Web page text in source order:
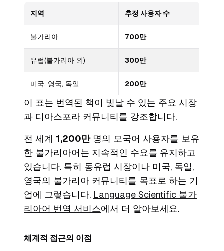
지역 추정 사용자 수
불가리아 700만
유럽(불가리아 외) 300만
미국, 영국, 독일 200만
이 표는 번역된 책이 빛날 수 있는 주요 시장
과 디아스포라 커뮤니티를 강조합니다.
전 세계 1,200만명의 모국어 사용자를 보유
한 불가리아어는 지속적인 수요를 유지하고
있습니다. 특히 동유럽 시장이나 미국, 독일,
영국의 불가리아 커뮤니티를 목표로 하는 기
업에 그렇습니다. Language Scientific 불가
리아어 번역 서비스에서 더 알아보세요.
체계적 접근의 이점